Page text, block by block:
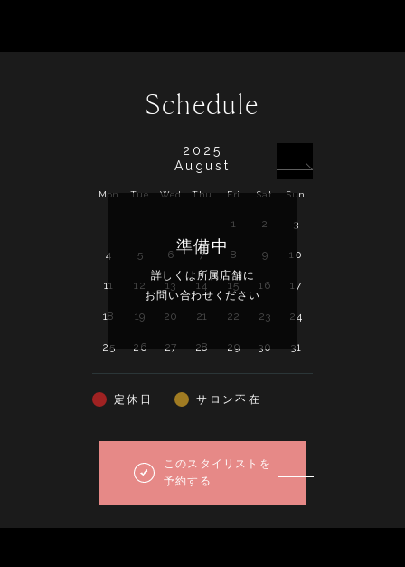
Schedule
2025
August
Mon Tue Wed Thu Fri Sat Sun
1 2 3
4 5 6 7 8 9 10
11 12 13 14 15 16 17
18 19 20 21 22 23 24
25 26 27 28 29 30 31
準備中
詳しくは所属店舗に
お問い合わせください
定休日 サロン不在
このスタイリストを
予約する